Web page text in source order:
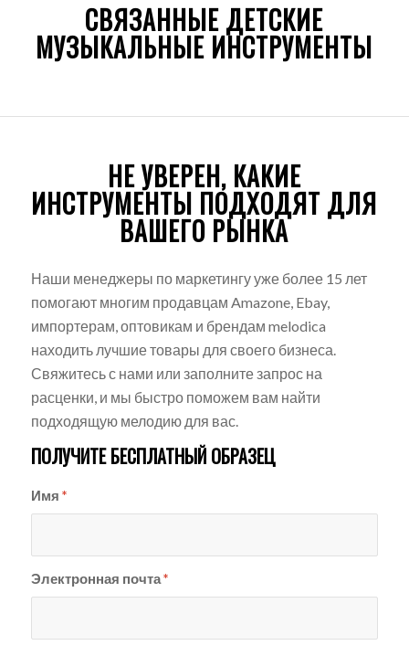
СВЯЗАННЫЕ ДЕТСКИЕ
МУЗЫКАЛЬНЫЕ ИНСТРУМЕНТЫ
НЕ УВЕРЕН, КАКИЕ
ИНСТРУМЕНТЫ ПОДХОДЯТ ДЛЯ
ВАШЕГО РЫНКА
Наши менеджеры по маркетингу уже более 15 лет
помогают многим продавцам Amazone, Ebay,
импортерам, оптовикам и брендам melodica
находить лучшие товары для своего бизнеса.
Свяжитесь с нами или заполните запрос на
расценки, и мы быстро поможем вам найти
подходящую мелодию для вас.
ПОЛУЧИТЕ БЕСПЛАТНЫЙ ОБРАЗЕЦ
Имя *
Электронная почта*